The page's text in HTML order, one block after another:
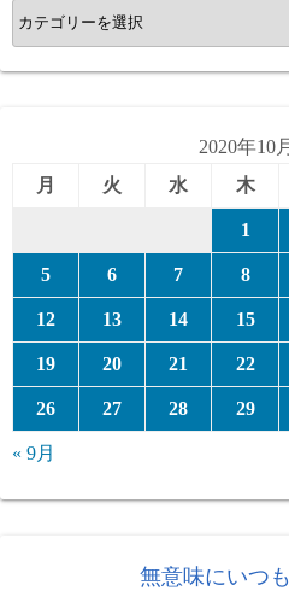
カ
テ
ゴ
2020年10月
月
火 水 木
1
5 6 7 8
12 13 14 15
19 20 21 22
26 27 28 29
« 9月
無意味にいつ